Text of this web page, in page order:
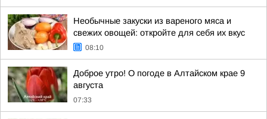
Необычные закуски из вареного мяса и
свежих овощей: откройте для себя их вкус
08:10
Доброе утро! О погоде в Алтайском крае 9
августа
07:33